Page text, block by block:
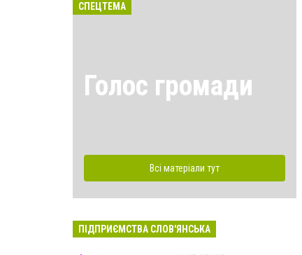
СПЕЦТЕМА
Голос громади
Всі матеріали тут
ПІДПРИЄМСТВА СЛОВ'ЯНСЬКА